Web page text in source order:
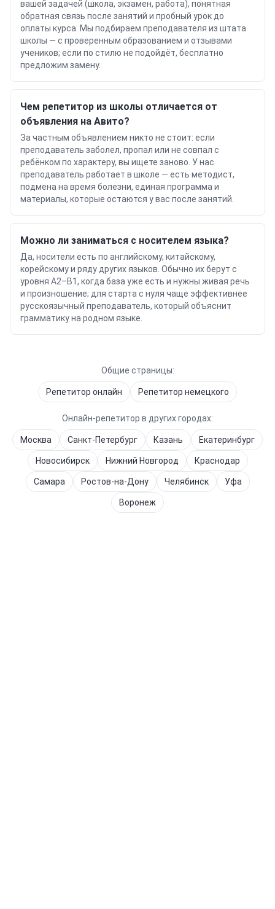
вашей задачей (школа, экзамен, работа), понятная
обратная связь после занятий и пробный урок до
оплаты курса. Мы подбираем преподавателя из штата
школы — с проверенным образованием и отзывами
учеников; если по стилю не подойдёт, бесплатно
предложим замену.
Чем репетитор из школы отличается от
объявления на Авито?
За частным объявлением никто не стоит: если
преподаватель заболел, пропал или не совпал с
ребёнком по характеру, вы ищете заново. У нас
преподаватель работает в школе — есть методист,
подмена на время болезни, единая программа и
материалы, которые остаются у вас после занятий.
Можно ли заниматься с носителем языка?
Да, носители есть по английскому, китайскому,
корейскому и ряду других языков. Обычно их берут с
уровня A2–B1, когда база уже есть и нужны живая речь
и произношение; для старта с нуля чаще эффективнее
русскоязычный преподаватель, который объяснит
грамматику на родном языке.
Общие страницы:
Репетитор онлайн Репетитор немецкого
Онлайн-репетитор в других городах:
Москва Санкт-Петербург Казань Екатеринбург
Новосибирск Нижний Новгород Краснодар
Самара Ростов-на-Дону Челябинск Уфа
Воронеж